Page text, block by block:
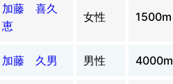
加藤 喜久
恵
女性 1500m
加藤 久男 男性 4000m